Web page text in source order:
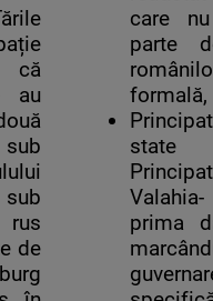
că
au
de
care
parte
state
prima